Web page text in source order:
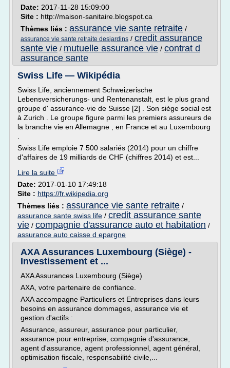
Date: 2017-11-28 15:09:00
Site : http://maison-sanitaire.blogspot.ca
Thèmes liés : assurance vie sante retraite /
assurance vie sante retraite desjardins / credit assurance
sante vie / mutuelle assurance vie / contrat d
assurance sante
Swiss Life — Wikipédia
Swiss Life, anciennement Schweizerische
Lebensversicherungs- und Rentenanstalt, est le plus grand
groupe d' assurance-vie de Suisse [2] . Son siège social est
à Zurich . Le groupe figure parmi les premiers assureurs de
la branche vie en Allemagne , en France et au Luxembourg
Swiss Life emploie 7 500 salariés (2014) pour un chiffre
d'affaires de 19 milliards de CHF (chiffres 2014) et est...
Lire la suite
Date: 2017-01-10 17:49:18
Site : https://fr.wikipedia.org
Thèmes liés : assurance vie sante retraite /
assurance sante swiss life / credit assurance sante
vie / compagnie d'assurance auto et habitation /
assurance auto caisse d epargne
AXA Assurances Luxembourg (Siège) -
Investissement et ...
AXA Assurances Luxembourg (Siège)
AXA, votre partenaire de confiance.
AXA accompagne Particuliers et Entreprises dans leurs
besoins en assurance dommages, assurance vie et
gestion d'actifs :
Assurance, assureur, assurance pour particulier,
assurance pour entreprise, compagnie d'assurance,
agent d'assurance, agent professionnel, agent général,
optimisation fiscale, responsabilité civile,...